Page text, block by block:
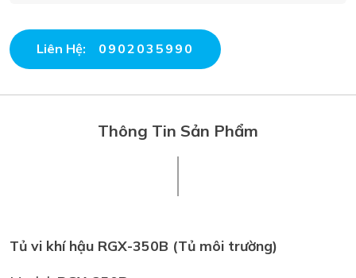
Liên Hệ: 0902035990
Thông Tin Sản Phẩm
Tủ vi khí hậu RGX-350B (Tủ môi trường)